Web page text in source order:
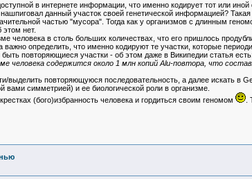
в интернете информации, что именно кодирует тот или
данный участок своей генетической информацией?
частью "мусора". Тогда как у организмов с длинным
этом нет.
человека в столь больших количествах, что его пришлось
определить, что именно кодируют те участки, которые
повторяющиеся участки - об этом даже в Википедии статья
человека содержится около 1 млн копий Alu-повтора, что
повторяющуюся последовательность, а далее искать в
симметрией) и ее биологической роли в организме.
(бого)избранность человека и гордиться своим геномом
.